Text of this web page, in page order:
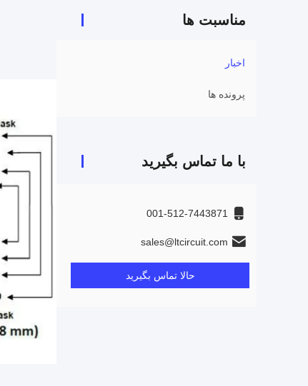
مناسبت ها
اخبار
پرونده ها
با ما تماس بگیرید
001-512-7443871
sales@ltcircuit.com
حالا تماس بگیرید